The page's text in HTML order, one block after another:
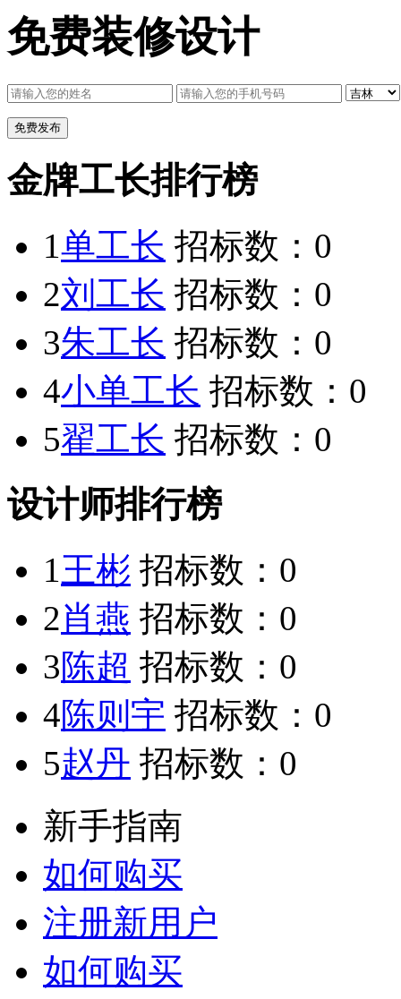
免费装修设计
金牌工长排行榜
1单工长 招标数： 0
2刘工长 招标数： 0
3朱工长 招标数： 0
4小单工长 招标数： 0
5翟工长 招标数： 0
设计师排行榜
1王彬 招标数： 0
2肖燕 招标数： 0
3陈超 招标数： 0
4陈则宇 招标数： 0
5赵丹 招标数： 0
新手指南
如何购买
注册新用户
如何购买